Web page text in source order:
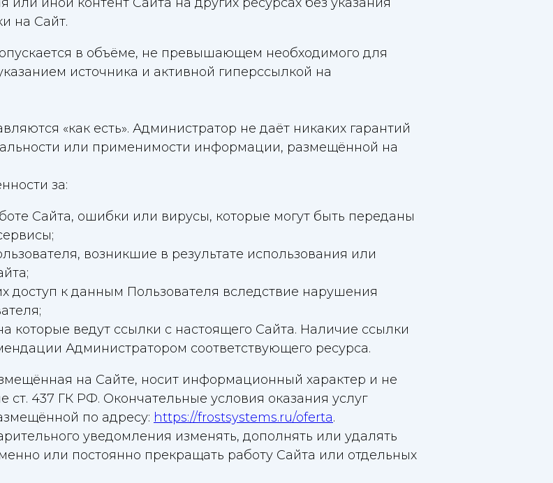
на Сайт.
в объёме, не превышающем необходимого для
источника и активной гиперссылкой на
«как есть». Администратор не даёт никаких гарантий
или применимости информации, размещённой на
за:
Сайта, ошибки или вирусы, которые могут быть переданы
возникшие в результате использования или
доступ к данным Пользователя вследствие нарушения
которые ведут ссылки с настоящего Сайта. Наличие ссылки
Администратором соответствующего ресурса.
на Сайте, носит информационный характер и не
437 ГК РФ. Окончательные условия оказания услуг
по адресу: https://frostsystems.ru/oferta.
уведомления изменять, дополнять или удалять
или постоянно прекращать работу Сайта или отдельных